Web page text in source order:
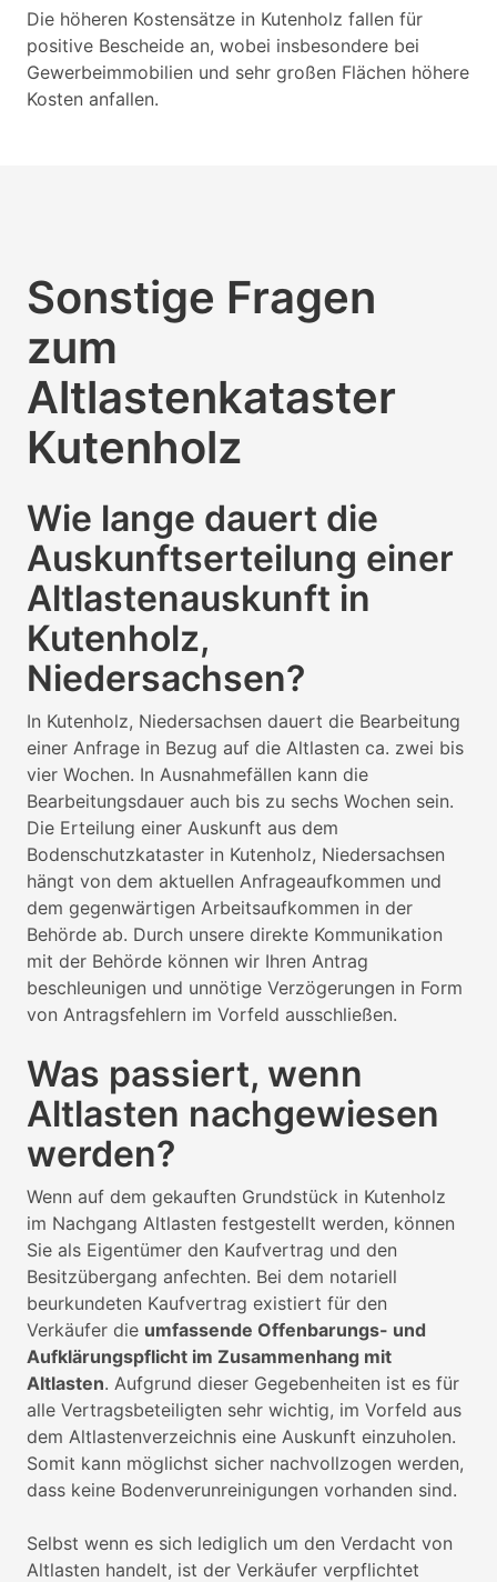
Die höheren Kostensätze in Kutenholz fallen für
positive Bescheide an, wobei insbesondere bei
Gewerbeimmobilien und sehr großen Flächen höhere
Kosten anfallen.
Sonstige Fragen
zum
Altlastenkataster
Kutenholz
Wie lange dauert die
Auskunftserteilung einer
Altlastenauskunft in
Kutenholz,
Niedersachsen?
In Kutenholz, Niedersachsen dauert die Bearbeitung
einer Anfrage in Bezug auf die Altlasten ca. zwei bis
vier Wochen. In Ausnahmefällen kann die
Bearbeitungsdauer auch bis zu sechs Wochen sein.
Die Erteilung einer Auskunft aus dem
Bodenschutzkataster in Kutenholz, Niedersachsen
hängt von dem aktuellen Anfrageaufkommen und
dem gegenwärtigen Arbeitsaufkommen in der
Behörde ab. Durch unsere direkte Kommunikation
mit der Behörde können wir Ihren Antrag
beschleunigen und unnötige Verzögerungen in Form
von Antragsfehlern im Vorfeld ausschließen.
Was passiert, wenn
Altlasten nachgewiesen
werden?
Wenn auf dem gekauften Grundstück in Kutenholz
im Nachgang Altlasten festgestellt werden, können
Sie als Eigentümer den Kaufvertrag und den
Besitzübergang anfechten. Bei dem notariell
beurkundeten Kaufvertrag existiert für den
Verkäufer die umfassende Offenbarungs- und
Aufklärungspflicht im Zusammenhang mit
Altlasten. Aufgrund dieser Gegebenheiten ist es für
alle Vertragsbeteiligten sehr wichtig, im Vorfeld aus
dem Altlastenverzeichnis eine Auskunft einzuholen.
Somit kann möglichst sicher nachvollzogen werden,
dass keine Bodenverunreinigungen vorhanden sind.
Selbst wenn es sich lediglich um den Verdacht von
Altlasten handelt, ist der Verkäufer verpflichtet